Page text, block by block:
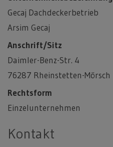
Gecaj Dachdeckerbetrieb
Arsim Gecaj
Anschrift/Sitz
Daimler-Benz-Str. 4
76287 Rheinstetten-Mörsch
Rechtsform
Einzelunternehmen
Kontakt